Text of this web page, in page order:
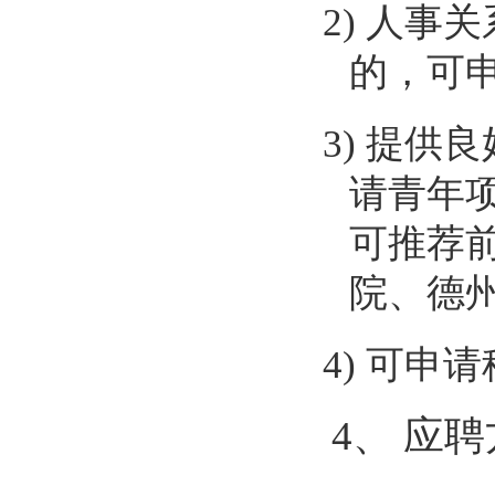
2) 人事
的，可
3) 提供良
请青年
可推荐
院、德
4) 可申请
4、 应